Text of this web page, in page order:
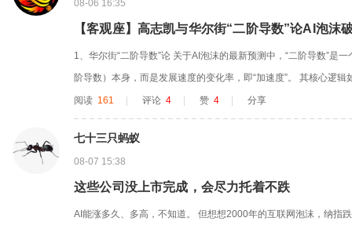
08-06 16:35
【客观座】高志凯与华尔街“二阶导数”论AI泡沫
1、华尔街“二阶导数”论 关于AI泡沫的最新预测中，“二阶导数”是
阶导数）本身，而是发展速度的变化率，即“加速度”。 其核心逻
增长加速阶段见顶，而非增长停止时。只要市场相信增长会无限
降（二阶导转负），即便企业仍在增长，市场也会重新定价。 ·拐
关...
阅读 161 | 评论 4 | 赞 4 | 分享
七十三只蚂蚁
08-07 15:38
这些公司没上市完成，会尽力托着不跌
AI能涨多久、多高，不知道。 但想想2000年的互联网泡沫，纳指